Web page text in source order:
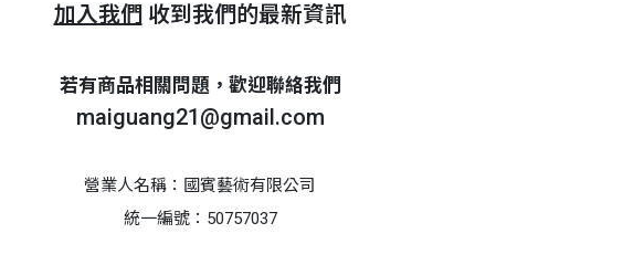
加入我們 收到我們的最新資訊
若有商品相關問題，歡迎聯絡我們
maiguang21@gmail.com
營業人名稱：國賓藝術有限公司
統一編號：50757037